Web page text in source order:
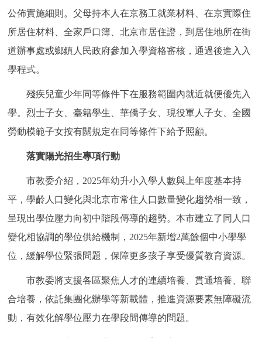
回到頂部
公佈實施細則。父母持本人在京務工就業材料、在京實際住
所居住材料、全家戶口簿、北京市居住證，到居住地所在街
道辦事處或鄉鎮人民政府參加入學資格審核，通過後進入入
學程式。
殘疾兒童少年同等條件下在服務範圍內就近就便優先入
學。烈士子女、臺籍學生、華僑子女、現役軍人子女、全國
勞動模範子女按有關規定在同等條件下給予照顧。
落實陽光招生專項行動
市教委介紹，2025年幼升小入學人數與上年度基本持
平，學齡人口變化與北京市常住人口數量變化趨勢相一致，
呈現出學位壓力向初中階段傳導的趨勢。本市建立了同人口
變化相協調的學位供給機制，2025年新增2萬餘個中小學學
位，緩解學位緊張問題，保障更多孩子享受優質教育資源。
市教委將支援各區聚焦人才的連續培養、貫通培養、聯
合培養，依託集團化辦學等新載體，推進資源要素無障礙流
動，有效化解學位壓力在學段間傳導的問題。